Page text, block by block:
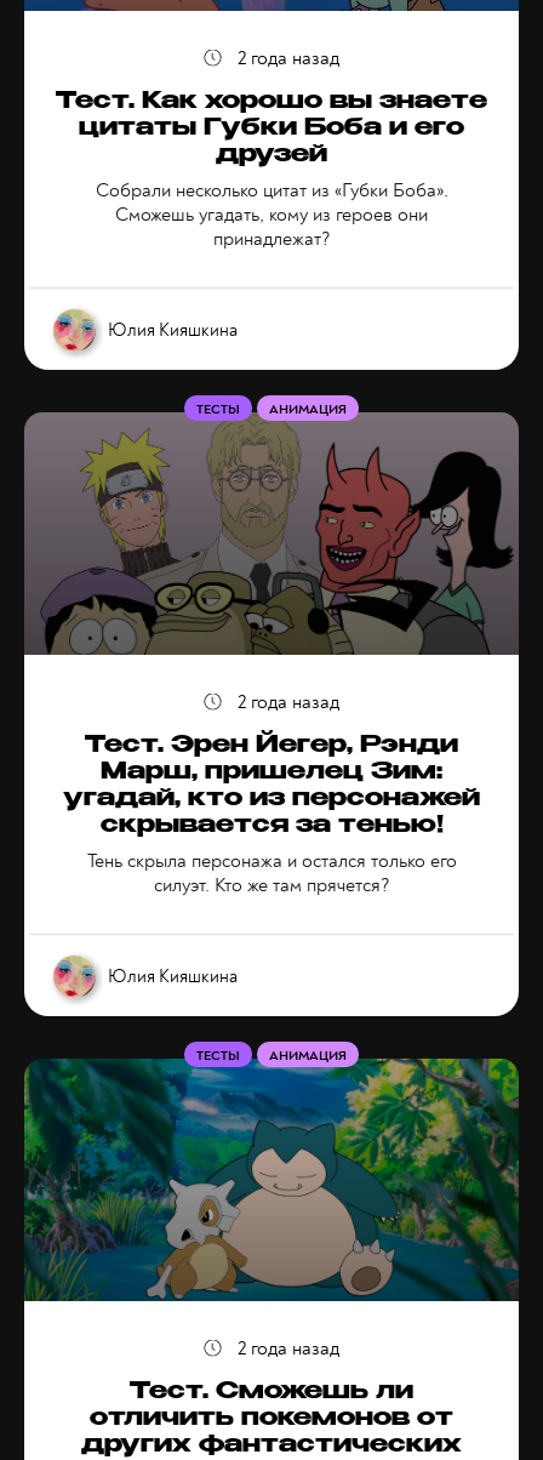
Тест. Как хорошо вы знаете
цитаты Губки Боба и его
друзей
Собрали несколько цитат из «Губки Боба».
Сможешь угадать, кому из героев они
принадлежат?
Юлия Кияшкина
2 года назад
Тест. Эрен Йегер, Рэнди
Марш, пришелец Зим:
угадай, кто из персонажей
скрывается за тенью!
Тень скрыла персонажа и остался только его
силуэт. Кто же там прячется?
ТЕСТЫ АНИМАЦИЯ
Юлия Кияшкина
2 года назад
Тест. Сможешь ли
отличить покемонов от
других фантастических
ТЕСТЫ АНИМАЦИЯ
2 года назад